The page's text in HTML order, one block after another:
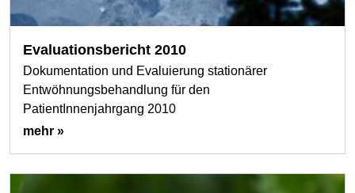
Evaluationsbericht 2010
Dokumentation und Evaluierung stationärer
Entwöhnungsbehandlung für den
PatientInnenjahrgang 2010
mehr »